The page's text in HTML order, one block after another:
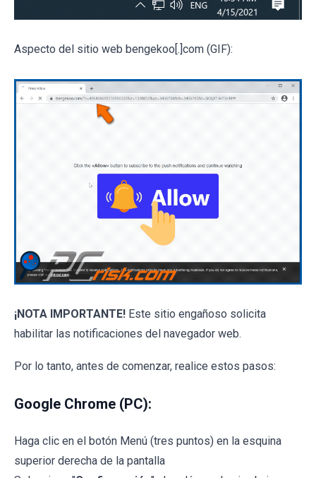
Aspecto del sitio web bengekoo[.]com (GIF):
¡NOTA IMPORTANTE! Este sitio engañoso solicita
habilitar las notificaciones del navegador web.
Por lo tanto, antes de comenzar, realice estos pasos:
Google Chrome (PC):
Haga clic en el botón Menú (tres puntos) en la esquina
superior derecha de la pantalla